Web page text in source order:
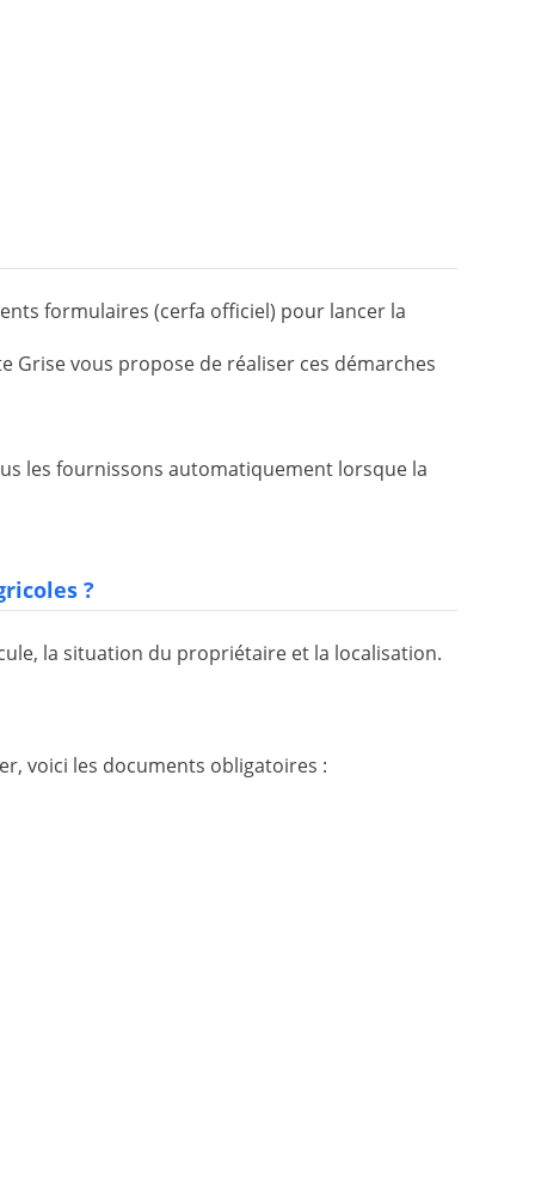
formulaires (cerfa officiel) pour lancer la
Grise vous propose de réaliser ces démarches
les fournissons automatiquement lorsque la
?
la situation du propriétaire et la localisation.
voici les documents obligatoires :